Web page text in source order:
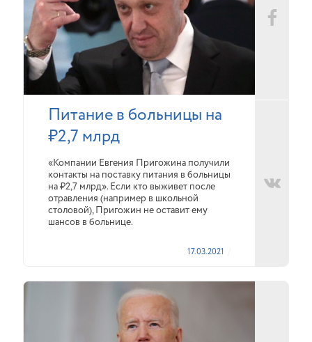
Питание в больницы на
₽2,7 млрд
«Компании Евгения Пригожина получили
контакты на поставку питания в больницы
на ₽2,7 млрд». Если кто выживет после
отравления (например в школьной
столовой), Пригожин не оставит ему
шансов в больнице.
17.03.2021